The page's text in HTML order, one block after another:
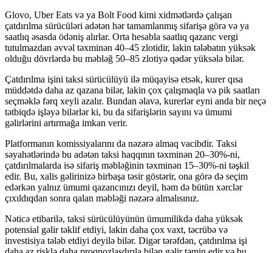
Glovo, Uber Eats və ya Bolt Food kimi xidmətlərdə çalışan
çatdırılma sürücüləri adətən hər tamamlanmış sifarişə görə və ya
saatlıq əsasda ödəniş alırlar. Orta hesabla saatlıq qazanc vergi
tutulmazdan əvvəl təxminən 40–45 zlotidir, lakin tələbatın yüksək
olduğu dövrlərdə bu məbləğ 50–85 zlotiyə qədər yüksələ bilər.
Çatdırılma işini taksi sürücülüyü ilə müqayisə etsək, kurer qısa
müddətdə daha az qazana bilər, lakin çox çalışmaqla və pik saatları
seçməklə fərq xeyli azalır. Bundan əlavə, kurerlər eyni anda bir neçə
tətbiqdə işləyə bilərlər ki, bu da sifarişlərin sayını və ümumi
gəlirlərini artırmağa imkan verir.
Platformanın komissiyalarını da nəzərə almaq vacibdir. Taksi
səyahətlərində bu adətən taksi haqqının təxminən 20–30%-ni,
çatdırılmalarda isə sifariş məbləğinin təxminən 15–30%-ni təşkil
edir. Bu, xalis gəlirinizə birbaşa təsir göstərir, ona görə də seçim
edərkən yalnız ümumi qazancınızı deyil, həm də bütün xərclər
çıxıldıqdan sonra qalan məbləği nəzərə almalısınız.
Nəticə etibarilə, taksi sürücülüyünün ümumilikdə daha yüksək
potensial gəlir təklif etdiyi, lakin daha çox vaxt, təcrübə və
investisiya tələb etdiyi deyilə bilər. Digər tərəfdən, çatdırılma işi